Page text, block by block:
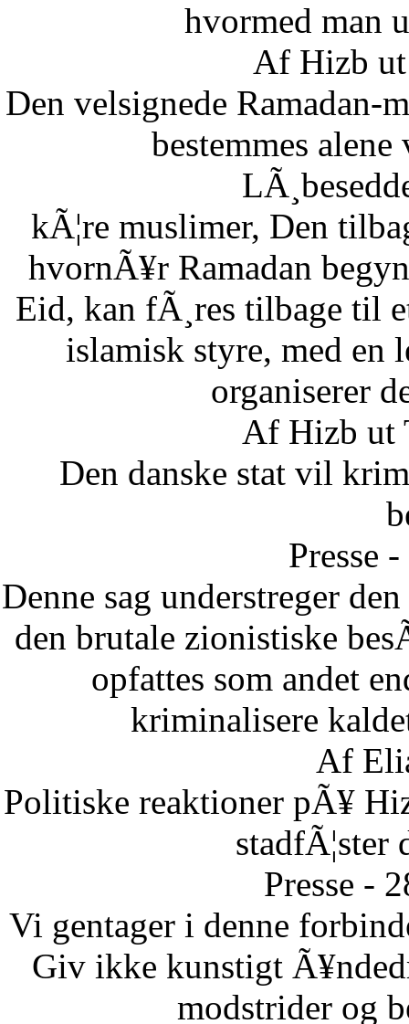
hvormed man
Af Hizb
Den velsignede Ramadan-
bestemmes
kÃ¦re muslimer, Den
hvornÃ¥r Ramadan
Eid, kan fÃ¸res tilbage til
islamisk styre, med en
organiserer
Af Hizb ut
Den danske stat vil
Presse
Denne sag understreger
den brutale zionistiske
opfattes som andet
kriminalisere
Af
Politiske reaktioner pÃ¥
Presse -
Vi gentager i denne
Giv ikke kunstigt
modstrider og